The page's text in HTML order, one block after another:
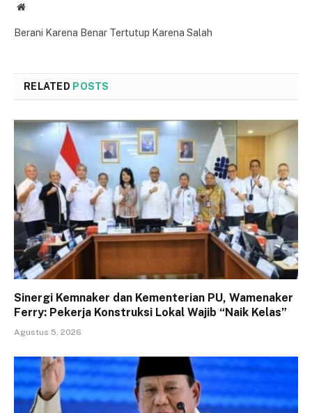
Website
Berani Karena Benar Tertutup Karena Salah
RELATED POSTS
Sinergi Kemnaker dan Kementerian PU, Wamenaker
Ferry: Pekerja Konstruksi Lokal Wajib “Naik Kelas”
Agustus 5, 2026